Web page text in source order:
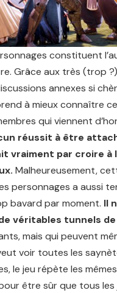
constituent
Grâce aux très (trop
annexes si
à mieux connaître
qui viennent
réussit à être
vraiment par croire à
Malheureusement,
personnages a aussi
bavard par moment. Il
véritables tunnels
mais qui peuvent
voir toutes les
le jeu répète les
être sûr que tous les